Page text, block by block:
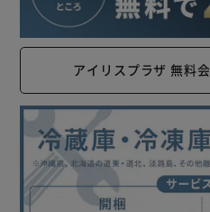
アイリスプラザ 無料